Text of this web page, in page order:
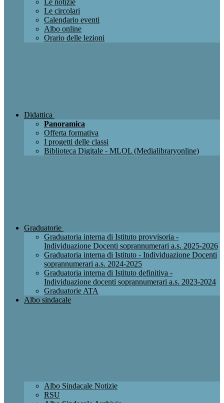
Le notizie
Le circolari
Calendario eventi
Albo online
Orario delle lezioni
Didattica
Panoramica
Offerta formativa
I progetti delle classi
Biblioteca Digitale - MLOL (Medialibraryonline)
Graduatorie
Graduatoria interna di Istituto provvisoria -
Individuazione Docenti soprannumerari a.s. 2025-2026
Graduatoria interna di Istituto - Individuazione Docenti
soprannumerari a.s. 2024-2025
Graduatoria interna di Istituto definitiva -
Individuazione docenti soprannumerari a.s. 2023-2024
Graduatorie ATA
Albo sindacale
Albo Sindacale Notizie
RSU